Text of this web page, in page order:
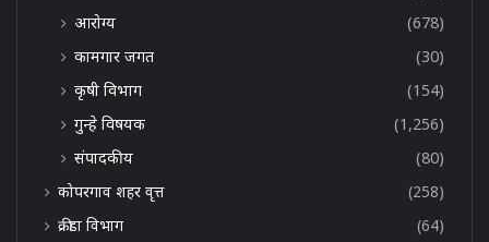
आरोग्य
(678)
कामगार जगत
(30)
कृषी विभाग
(154)
गुन्हे विषयक
(1,256)
संपादकीय
(80)
कोपरगाव शहर वृत्त
(258)
क्रीडा विभाग
(64)